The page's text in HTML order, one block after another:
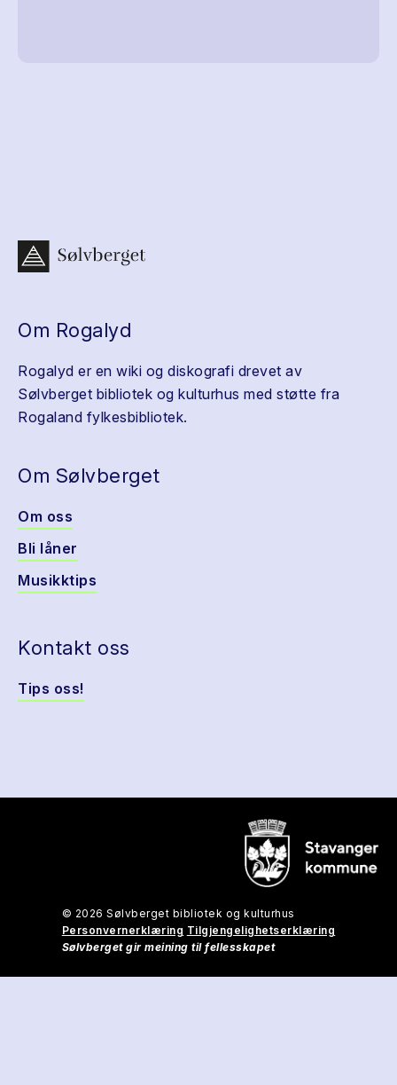
Om Rogalyd
Rogalyd er en wiki og diskografi drevet av
Sølvberget bibliotek og kulturhus med støtte fra
Rogaland fylkesbibliotek.
Om Sølvberget
Om oss
Bli låner
Musikktips
Kontakt oss
Tips oss!
© 2026 Sølvberget bibliotek og kulturhus
Personvernerklæring Tilgjengelighetserklæring
Sølvberget gir meining til fellesskapet